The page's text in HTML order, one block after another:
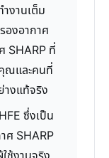
งานเต็ม
องอากาศ
SHARP ที่
ณและคนที่
างแท้จริง
ซึ่งเป็น
ศ SHARP